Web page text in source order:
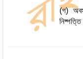
(গ)
নিষ্পত্তি